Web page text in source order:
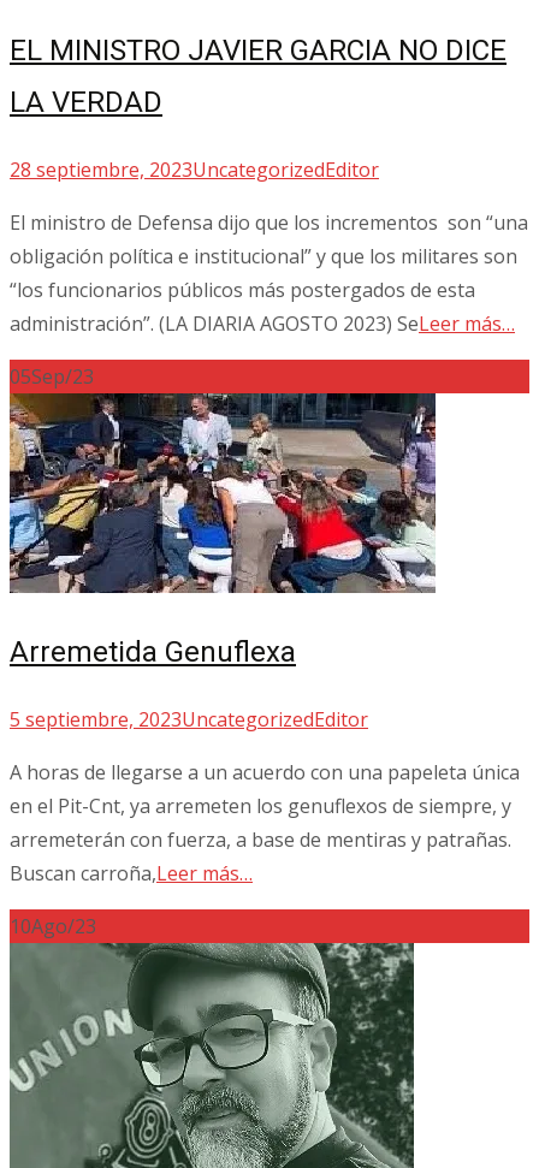
EL MINISTRO JAVIER GARCIA NO DICE
LA VERDAD
28 septiembre, 2023UncategorizedEditor
El ministro de Defensa dijo que los incrementos son “una
obligación política e institucional” y que los militares son
“los funcionarios públicos más postergados de esta
administración”. (LA DIARIA AGOSTO 2023) SeLeer más…
05Sep/23
Arremetida Genuflexa
5 septiembre, 2023UncategorizedEditor
A horas de llegarse a un acuerdo con una papeleta única
en el Pit-Cnt, ya arremeten los genuflexos de siempre, y
arremeterán con fuerza, a base de mentiras y patrañas.
Buscan carroña,Leer más…
10Ago/23